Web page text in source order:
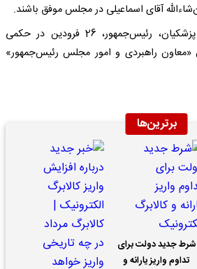
آقای اسماعیلی در مجلس موفق باشند.
به گزارش تسنیم، مسعود پزشکیان، رئیس‌جمهور، 26 فرودین در حکمی
«معاون راهبردی و امور مجلس رئیس‌جمهور»
برترین‌ها
شرط جدید دولت برای
تداوم واریز یارانه و